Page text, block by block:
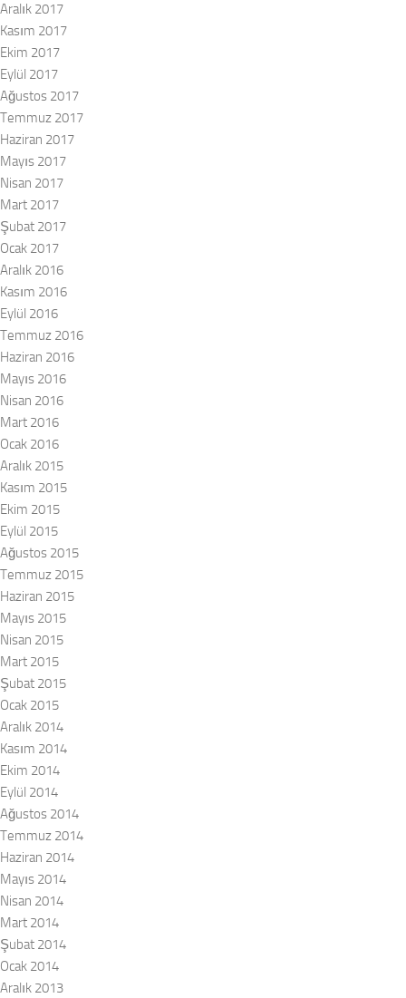
Aralık 2017
Kasım 2017
Ekim 2017
Eylül 2017
Ağustos 2017
Temmuz 2017
Haziran 2017
Mayıs 2017
Nisan 2017
Mart 2017
Şubat 2017
Ocak 2017
Aralık 2016
Kasım 2016
Eylül 2016
Temmuz 2016
Haziran 2016
Mayıs 2016
Nisan 2016
Mart 2016
Ocak 2016
Aralık 2015
Kasım 2015
Ekim 2015
Eylül 2015
Ağustos 2015
Temmuz 2015
Haziran 2015
Mayıs 2015
Nisan 2015
Mart 2015
Şubat 2015
Ocak 2015
Aralık 2014
Kasım 2014
Ekim 2014
Eylül 2014
Ağustos 2014
Temmuz 2014
Haziran 2014
Mayıs 2014
Nisan 2014
Mart 2014
Şubat 2014
Ocak 2014
Aralık 2013